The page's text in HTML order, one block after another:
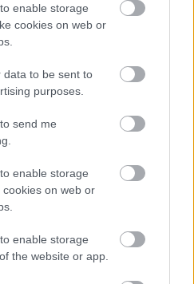
enable storage
cookies on web or
data to be sent to
purposes.
send me
enable storage
on web or
enable storage
the website or app.
nem akarták a JÉGER
hogy Szolnok mennyire
és a gázolaj ára is
országban, köztük Karcagon
országban: Szolnokon klímát
a tüzeknél
– ilyen körülményekről